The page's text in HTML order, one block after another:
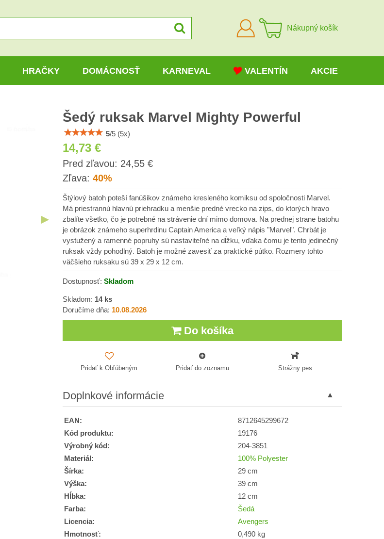
Prihlásiť
sa
Nákupný košík
HRAČKY DOMÁCNOSŤ KARNEVAL VALENTÍN AKCIE
Šedý ruksak Marvel Mighty Powerful
5/5 (5x)
14,73 €
Pred zľavou: 24,55 €s
Zľava: 40%
Štýlový batoh poteší fanúšikov známeho kresleného komiksu od spoločnosti Marvel.
Má priestrannú hlavnú priehradku a menšie predné vrecko na zips, do ktorých hravo
zbalíte všetko, čo je potrebné na strávenie dní mimo domova. Na prednej strane batohu
je obrázok známeho superhrdinu Captain America a veľký nápis "Marvel". Chrbát je
vystužený a ramenné popruhy sú nastaviteľné na dĺžku, vďaka čomu je tento jedinečný
ruksak vždy pohodlný. Batoh je možné zavesiť za praktické pútko. Rozmery tohto
väčšieho ruksaku sú 39 x 29 x 12 cm.
Dostupnosť: Skladom
Skladom: 14ks
Doručíme dňa: 10.08.2026
Do košíka
Pridať k Obľúbeným Pridať do zoznamu Strážny pes
Doplnkové informácie
EAN:
8712645299672
Kód produktu:
19176
Výrobný kód:
204-3851
Materiál:
100% Polyester
Šírka:
29 cm
Výška:
39 cm
Hĺbka:
12 cm
Farba:
Šedá
Licencia:
Avengers
Hmotnosť:
0,490 kg